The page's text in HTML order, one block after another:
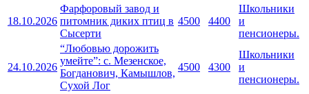
18.10.2026
Фарфоровый завод и
питомник диких птиц в
Сысерти
4500 4400
Школьники
и
пенсионеры.
24.10.2026
“Любовью дорожить
умейте”: с. Мезенское,
Богданович, Камышлов,
Сухой Лог
4500 4300
Школьники
и
пенсионеры.